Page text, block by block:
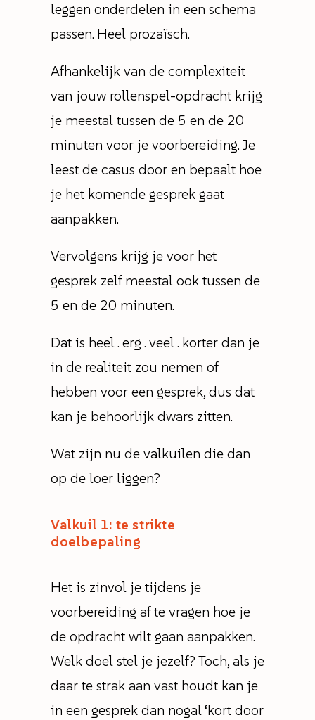
leggen onderdelen in een schema
passen. Heel prozaïsch.
Afhankelijk van de complexiteit
van jouw rollenspel-opdracht krijg
je meestal tussen de 5 en de 20
minuten voor je voorbereiding. Je
leest de casus door en bepaalt hoe
je het komende gesprek gaat
aanpakken.
Vervolgens krijg je voor het
gesprek zelf meestal ook tussen de
5 en de 20 minuten.
Dat is heel . erg . veel . korter dan je
in de realiteit zou nemen of
hebben voor een gesprek, dus dat
kan je behoorlijk dwars zitten.
Wat zijn nu de valkuilen die dan
op de loer liggen?
Valkuil 1: te strikte
doelbepaling
Het is zinvol je tijdens je
voorbereiding af te vragen hoe je
de opdracht wilt gaan aanpakken.
Welk doel stel je jezelf? Toch, als je
daar te strak aan vast houdt kan je
in een gesprek dan nogal ‘kort door